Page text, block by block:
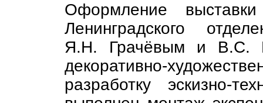
Оформление выставки
Ленинградского
Я.Н. Грачёвым и В.С.
декоративно-
разработку эскизно-